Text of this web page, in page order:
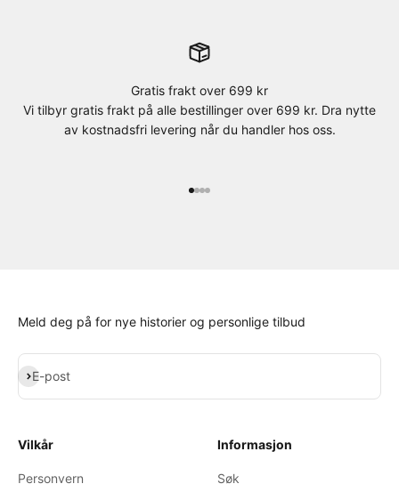
Gratis frakt over 699 kr
Vi tilbyr gratis frakt på alle bestillinger over 699 kr. Dra nytte
av kostnadsfri levering når du handler hos oss.
Meld deg på for nye historier og personlige tilbud
E-post
Abonner
Vilkår
Personvern
Informasjon
Søk